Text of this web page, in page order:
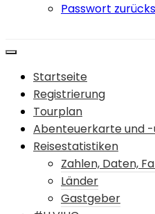
Passwort
Startseite
Registrierung
Tourplan
Abenteuerkarte und
Reisestatistiken
Zahlen, Daten,
Länder
Gastgeber